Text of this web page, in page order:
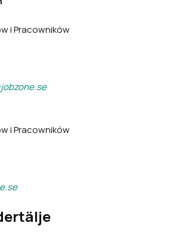
i Pracowników
i Pracowników